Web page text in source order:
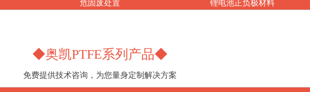
危固废处置 锂电池正负极材料
◆奥凯PTFE系列产品◆
免费提供技术咨询，为您量身定制解决方案